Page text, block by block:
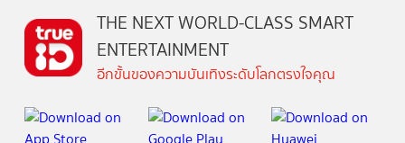
THE NEXT WORLD-CLASS SMART
ENTERTAINMENT
อีกขั้นของความบันเทิงระดับโลกตรงใจคุณ